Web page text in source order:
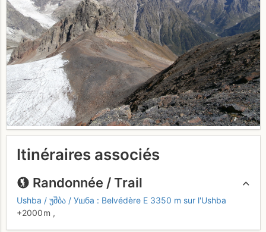
Itinéraires associés
Randonnée / Trail
Ushba / უშბა / Ушба : Belvédère E 3350 m sur l'Ushba
+2000 m ,